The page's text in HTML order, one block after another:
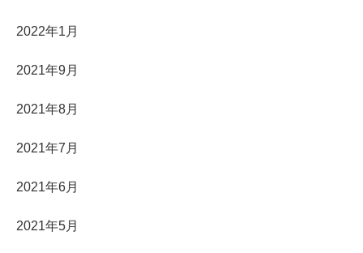
2022年1月
2021年9月
2021年8月
2021年7月
2021年6月
2021年5月